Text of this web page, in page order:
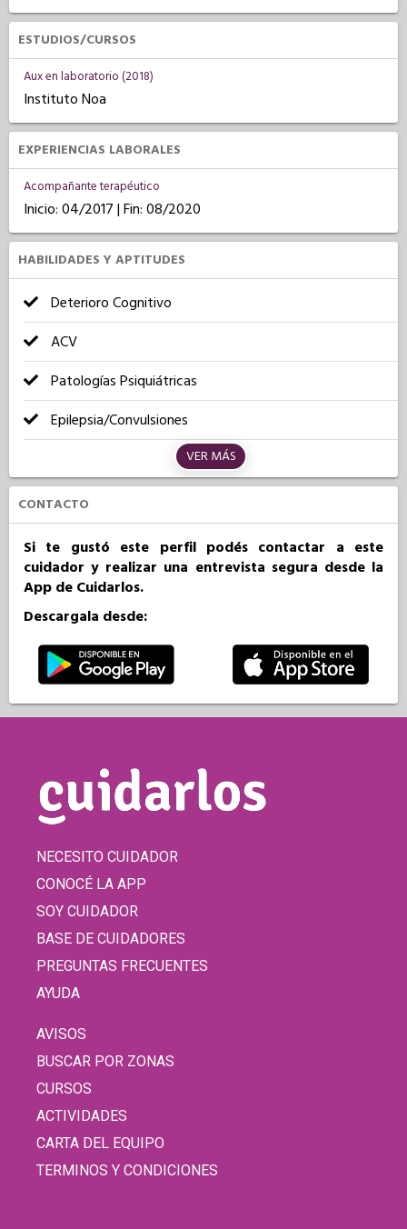
ESTUDIOS/CURSOS
Aux en laboratorio (2018)
Instituto Noa
EXPERIENCIAS LABORALES
Acompañante terapéutico
Inicio: 04/2017 | Fin: 08/2020
HABILIDADES Y APTITUDES
Deterioro Cognitivo
ACV
Patologías Psiquiátricas
Epilepsia/Convulsiones
VER MÁS
CONTACTO
Si te gustó este perfil podés contactar a este
cuidador y realizar una entrevista segura desde la
App de Cuidarlos.
Descargala desde:
NECESITO CUIDADOR
CONOCÉ LA APP
SOY CUIDADOR
BASE DE CUIDADORES
PREGUNTAS FRECUENTES
AYUDA
AVISOS
BUSCAR POR ZONAS
CURSOS
ACTIVIDADES
CARTA DEL EQUIPO
TERMINOS Y CONDICIONES